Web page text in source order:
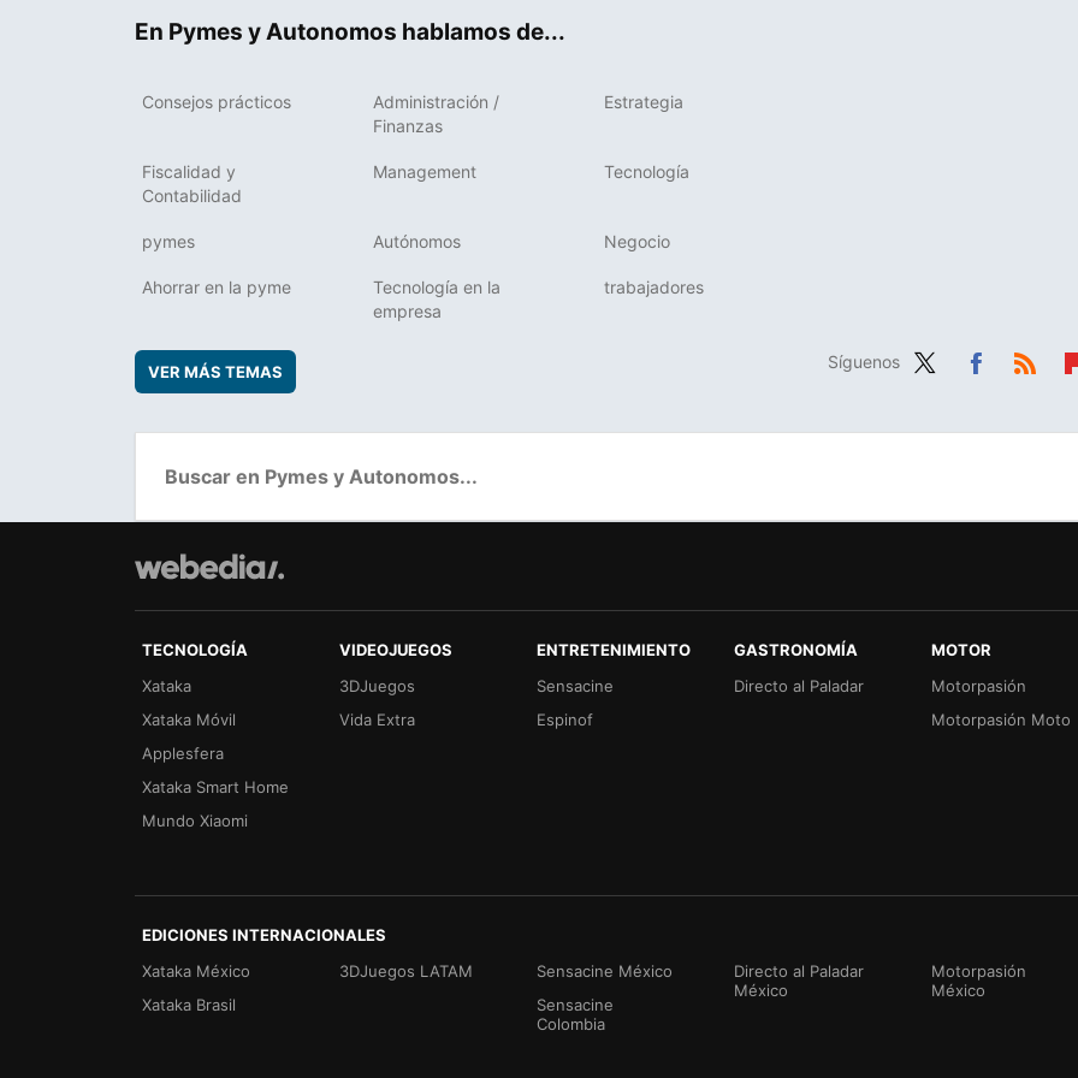
Síguenos
ter
ebo
En Pymes y Autonomos hablamos de...
Consejos prácticos
Administración /
Finanzas
Estrategia
Fiscalidad y
Contabilidad
Management Tecnología
pymes Autónomos Negocio
Ahorrar en la pyme
Tecnología en la
empresa
trabajadores
VER MÁS TEMAS
TECNOLOGÍA
Xataka
Xataka Móvil
Applesfera
Xataka Smart Home
Mundo Xiaomi
VIDEOJUEGOS
3DJuegos
Vida Extra
ENTRETENIMIENTO
Sensacine
Espinof
GASTRONOMÍA
Directo al Paladar
MOTOR
Motorpasión
Motorpasión Moto
EDICIONES INTERNACIONALES
Xataka México
Xataka Brasil
3DJuegos LATAM
Sensacine México
Sensacine
Colombia
Directo al Paladar
México
Motorpasión
México